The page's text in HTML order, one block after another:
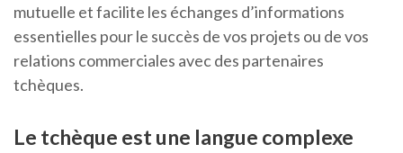
mutuelle et facilite les échanges d’informations
essentielles pour le succès de vos projets ou de vos
relations commerciales avec des partenaires
tchèques.
Le tchèque est une langue complexe